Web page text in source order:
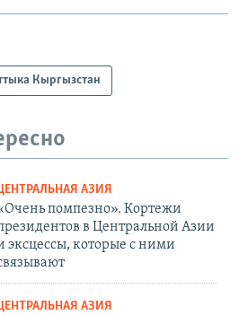
Кыргызстан
АЗИЯ
помпезно». Кортежи
в Центральной Азии
эксцессы, которые с ними
АЗИЯ